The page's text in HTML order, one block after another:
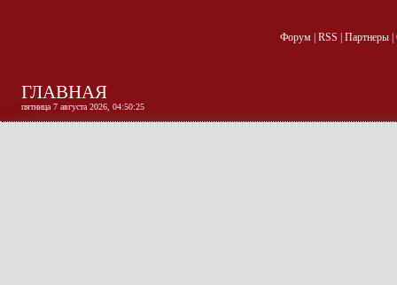
Форум| RSS Партнеры|
ГЛАВНАЯ
пятница 7 августа 2026, 04:50:26